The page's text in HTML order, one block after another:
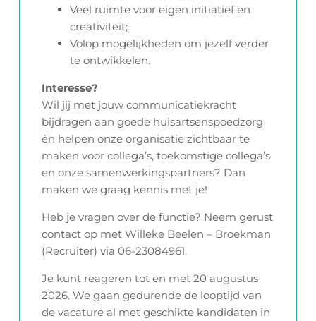
Veel ruimte voor eigen initiatief en
creativiteit;
Volop mogelijkheden om jezelf verder
te ontwikkelen.
Interesse?
Wil jij met jouw communicatiekracht
bijdragen aan goede huisartsenspoedzorg
én helpen onze organisatie zichtbaar te
maken voor collega’s, toekomstige collega’s
en onze samenwerkingspartners? Dan
maken we graag kennis met je!
Heb je vragen over de functie? Neem gerust
contact op met Willeke Beelen – Broekman
(Recruiter) via 06-23084961.
Je kunt reageren tot en met 20 augustus
2026. We gaan gedurende de looptijd van
de vacature al met geschikte kandidaten in